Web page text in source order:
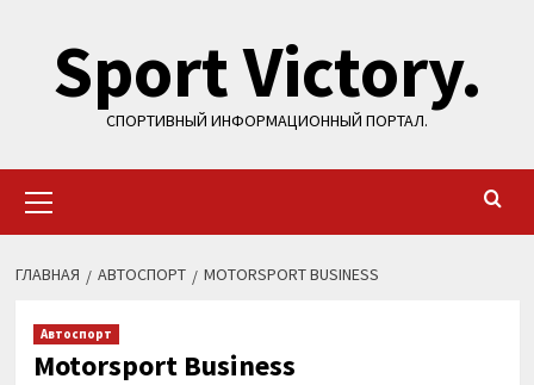
содержимому
Sport Victory.
СПОРТИВНЫЙ ИНФОРМАЦИОННЫЙ ПОРТАЛ.
меню
ГЛАВНАЯ АВТОСПОРТ MOTORSPORT BUSINESS
Автоспорт
Motorsport Business